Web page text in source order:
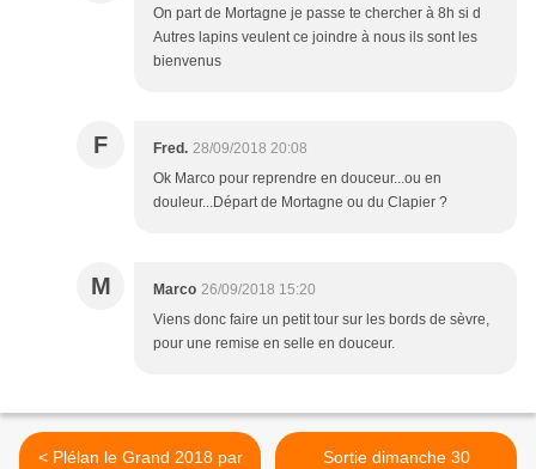
On part de Mortagne je passe te chercher à 8h si d
Autres lapins veulent ce joindre à nous ils sont les
bienvenus
F Fred. 28/09/2018 20:08
Ok Marco pour reprendre en douceur...ou en
douleur...Départ de Mortagne ou du Clapier ?
M Marco 26/09/2018 15:20
Viens donc faire un petit tour sur les bords de sèvre,
pour une remise en selle en douceur.
< Plélan le Grand 2018 par
Sortie dimanche 30